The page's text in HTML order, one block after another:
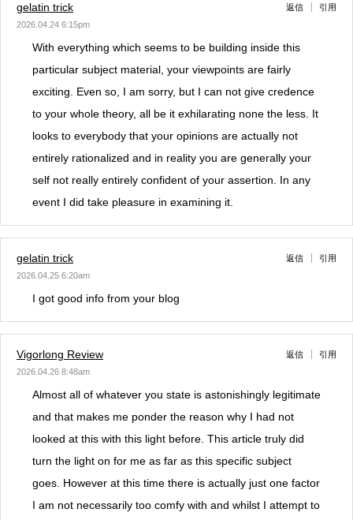
gelatin trick
2026.04.24 6:15pm
返信 引用
With everything which seems to be building inside this
particular subject material, your viewpoints are fairly
exciting. Even so, I am sorry, but I can not give credence
to your whole theory, all be it exhilarating none the less. It
looks to everybody that your opinions are actually not
entirely rationalized and in reality you are generally your
self not really entirely confident of your assertion. In any
event I did take pleasure in examining it.
gelatin trick
2026.04.25 6:20am
返信 引用
I got good info from your blog
Vigorlong Review
2026.04.26 8:48am
返信 引用
Almost all of whatever you state is astonishingly legitimate
and that makes me ponder the reason why I had not
looked at this with this light before. This article truly did
turn the light on for me as far as this specific subject
goes. However at this time there is actually just one factor
I am not necessarily too comfy with and whilst I attempt to